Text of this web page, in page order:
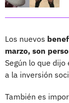
Los nuevos
marzo, son
Según lo que
a la inversión
También es